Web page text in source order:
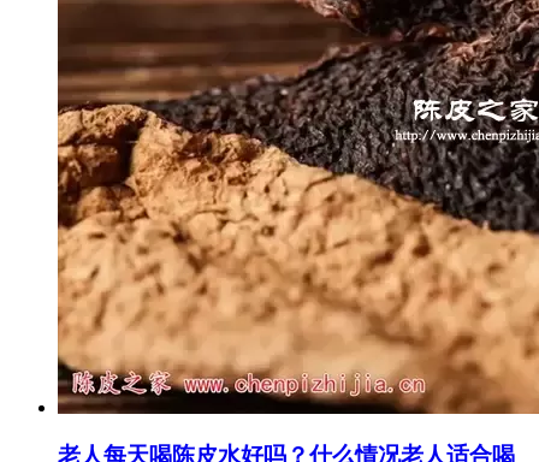
老人每天喝陈皮水好吗？什么情况老人适合喝